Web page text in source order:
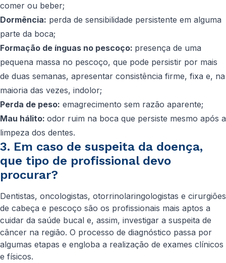
comer ou beber;
Dormência: perda de sensibilidade persistente em alguma
parte da boca;
Formação de ínguas no pescoço: presença de uma
pequena massa no pescoço, que pode persistir por mais
de duas semanas, apresentar consistência firme, fixa e, na
maioria das vezes, indolor;
Perda de peso: emagrecimento sem razão aparente;
Mau hálito: odor ruim na boca que persiste mesmo após a
limpeza dos dentes.
3. Em caso de suspeita da doença,
que tipo de profissional devo
procurar?
Dentistas, oncologistas, otorrinolaringologistas e cirurgiões
de cabeça e pescoço são os profissionais mais aptos a
cuidar da saúde bucal e, assim, investigar a suspeita de
câncer na região. O processo de diagnóstico passa por
algumas etapas e engloba a realização de exames clínicos
e físicos.